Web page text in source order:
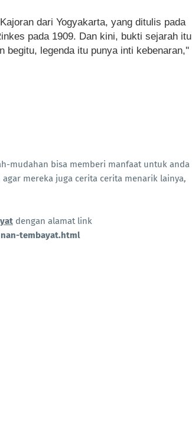
dari Yogyakarta, yang ditulis pada
pada 1909. Dan kini, bukti sejarah itu
begitu, legenda itu punya inti kebenaran,''
mudahan bisa memberi manfaat untuk anda
mereka juga cerita cerita menarik lainya,
dengan alamat link
tembayat.html